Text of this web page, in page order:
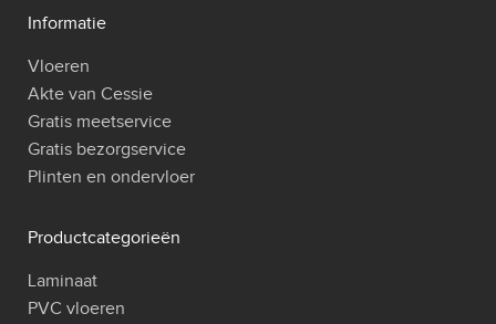
Informatie
Vloeren
Akte van Cessie
Gratis meetservice
Gratis bezorgservice
Plinten en ondervloer
Productcategorieën
Laminaat
PVC vloeren